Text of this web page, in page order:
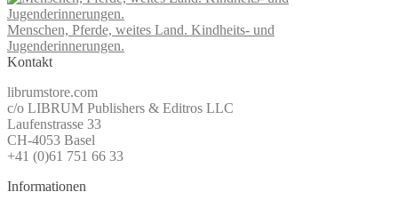
Menschen, Pferde, weites Land. Kindheits- und
Jugenderinnerungen.
Kontakt
librumstore.com
c/o LIBRUM Publishers & Editros LLC
Laufenstrasse 33
CH-4053 Basel
+41 (0)61 751 66 33
Informationen